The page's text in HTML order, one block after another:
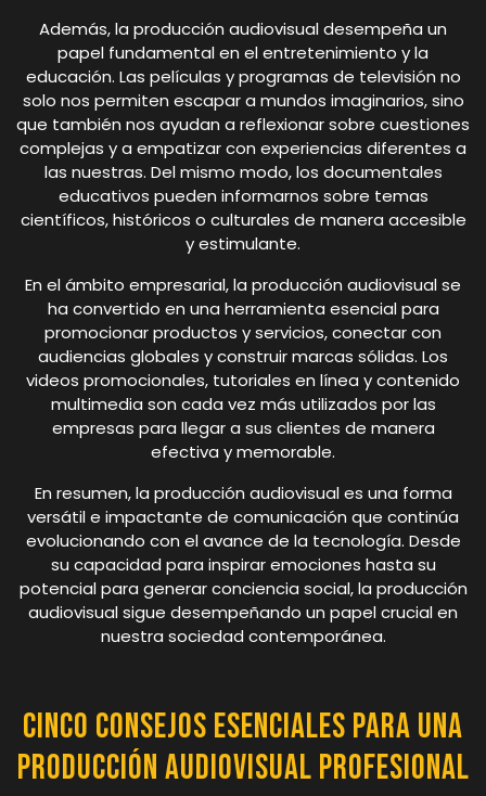
Además, la producción audiovisual desempeña un
papel fundamental en el entretenimiento y la
educación. Las películas y programas de televisión no
solo nos permiten escapar a mundos imaginarios, sino
que también nos ayudan a reflexionar sobre cuestiones
complejas y a empatizar con experiencias diferentes a
las nuestras. Del mismo modo, los documentales
educativos pueden informarnos sobre temas
científicos, históricos o culturales de manera accesible
y estimulante.
En el ámbito empresarial, la producción audiovisual se
ha convertido en una herramienta esencial para
promocionar productos y servicios, conectar con
audiencias globales y construir marcas sólidas. Los
videos promocionales, tutoriales en línea y contenido
multimedia son cada vez más utilizados por las
empresas para llegar a sus clientes de manera
efectiva y memorable.
En resumen, la producción audiovisual es una forma
versátil e impactante de comunicación que continúa
evolucionando con el avance de la tecnología. Desde
su capacidad para inspirar emociones hasta su
potencial para generar conciencia social, la producción
audiovisual sigue desempeñando un papel crucial en
nuestra sociedad contemporánea.
Cinco Consejos Esenciales para una
Producción Audiovisual Profesional